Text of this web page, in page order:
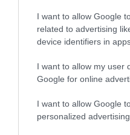
I want to allow Google
related to advertising
device identifiers in
I want to allow my user
Google for online
I want to allow Google
personalized advertising.